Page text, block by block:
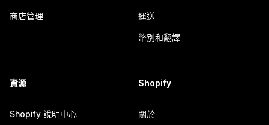
商店管理 運送
幣別和翻譯
資源
Shopify 說明中心
Shopify
關於